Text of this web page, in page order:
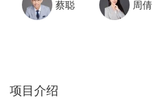
蔡聪 周倩
项目介绍